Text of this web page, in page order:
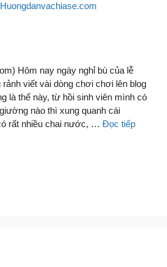
Huongdanvachiase.com
Hôm nay ngày nghỉ bù của lễ
rảnh viết vài dòng chơi chơi lên blog
là thế này, từ hồi sinh viên mình có
nào thì xung quanh cái
rất nhiều chai nước, … Đọc tiếp